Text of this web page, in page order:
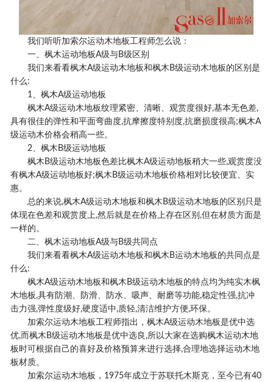
我们听听加索尔运动木地板工程师怎么说：
一、枫木运动地板A级与B级区别
我们来看看枫木A级运动木地板和枫木B级运动木地板的区别是
什么:
1、枫木A级运动地板
枫木A级运动木地板纹理紧密、清晰、观赏度很好,基本无色差,
具有很佳的弹性和平面弯曲度,抗摩擦度特别度,抗磨损度很高;枫木A
级运动木价格会稍高一些。
2、枫木B级运动地板
枫木B级运动木地板色差比枫木A级运动地板稍大一些,观赏度没
有枫木A级运动地板好;枫木B级运动木地板价格相对比较便宜、实
惠。
总的来说,枫木A级运动木地板和枫木B级运动木地板的区别只是
体现在色差和观赏度上,然后就是在价格上存在区别,但在材质方面是
一样的。
二、枫木运动地板A级与B级共同点
我们来看看枫木A级运动木地板和枫木B运动木地板的共同点是
什么:
枫木A级运动木地板和枫木B级运动木地板的特点均为纯实木枫
木地板,具有防潮、防滑、防水、吸声、耐磨等功能,稳定性强,抗冲
击力强,弹性度级好,硬度适中,质轻,清洁维护方便,环保。
加索尔运动木地板工程师指出，枫木A级运动木地板是优中选
优,而枫木B级运动木地板是优中选良,所以大家在选购枫木运动木地
板时可根据自己的喜好及价格预算来进行选择,合理地选择运动木地
板材质。
加索尔运动木地板，1975年成立于苏联托木斯克，至今已有40